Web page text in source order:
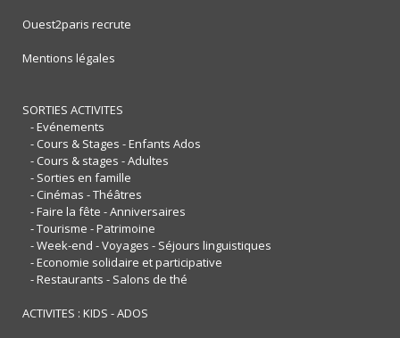
Ouest2paris recrute
Mentions légales
SORTIES ACTIVITES
- Evénements
- Cours & Stages - Enfants Ados
- Cours & stages - Adultes
- Sorties en famille
- Cinémas - Théâtres
- Faire la fête - Anniversaires
- Tourisme - Patrimoine
- Week-end - Voyages - Séjours linguistiques
- Economie solidaire et participative
- Restaurants - Salons de thé
ACTIVITES : KIDS - ADOS